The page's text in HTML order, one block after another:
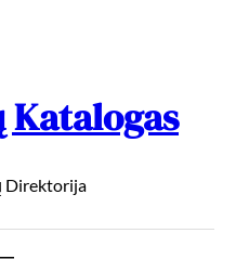
Direktorija